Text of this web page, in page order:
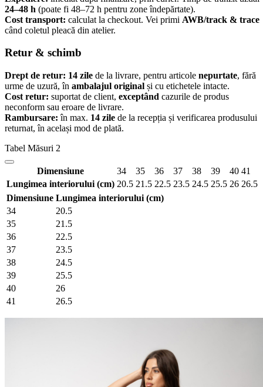
24–48 h (poate fi 48–72 h pentru zone îndepărtate).
Cost transport: calculat la checkout. Vei primi AWB/track & trace
când coletul pleacă din atelier.
Retur & schimb
Drept de retur: 14 zile de la livrare, pentru articole nepurtate, fără
urme de uzură, în ambalajul original și cu etichetele intacte.
Cost retur: suportat de client, exceptând cazurile de produs
neconform sau eroare de livrare.
Rambursare: în max. 14 zile de la recepția și verificarea produsului
returnat, în același mod de plată.
Tabel Măsuri 2
Dimensiune 34 35 36 37 38 39 40 41
Lungimea interiorului (cm) 20.5 21.5 22.5 23.5 24.5 25.5 26 26.5
Dimensiune Lungimea interiorului (cm)
34
20.5
35
21.5
36
22.5
37
23.5
38
24.5
39
25.5
40
26
41
26.5